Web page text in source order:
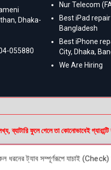
Dhaka-
055880
Nur Telecom
Best iPad
Bangladesh
Best iPhone
City, Dhaka,
We Are Hiring
ফুলে গেলে তা কোনোভাবেই গ্যারান্টি
ট্যাব সম্পূর্ণরূপে যাচাই (Check)